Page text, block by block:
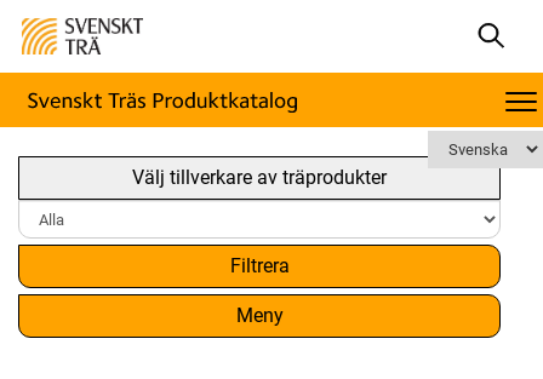
Välj tillverkare av träprodukter
Filtrera
Meny